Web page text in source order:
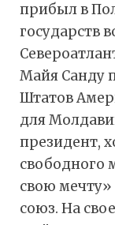
прибыл в
государств
Майя Санду
Штатов
для
президент,
свободного
свою мечту»
союз. На